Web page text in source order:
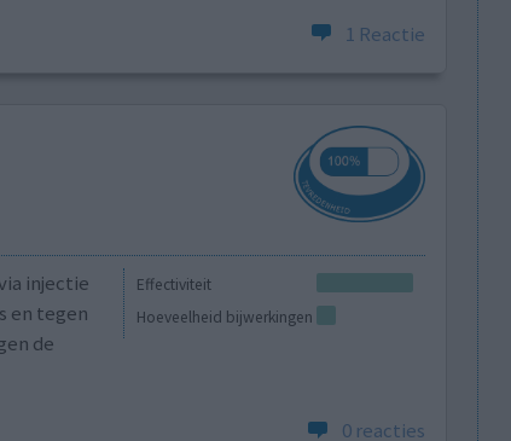
1 Reactie
Effectiviteit
Hoeveelheid bijwerkingen
injectie
en tegen
de
0 reacties